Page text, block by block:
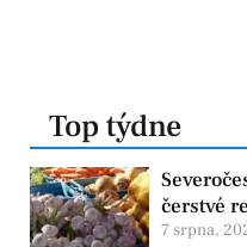
Top týdne
čerstvé
7 srpna,